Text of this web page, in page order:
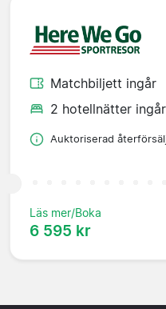
Matchbiljett ingår
2 hotellnätter ingår
Auktoriserad
Läs mer/Boka
6 595 kr